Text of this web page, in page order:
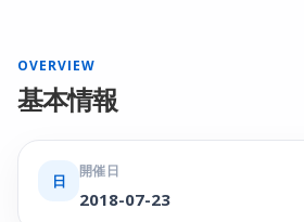
OVERVIEW
基本情報
日
開催日
2018-07-23